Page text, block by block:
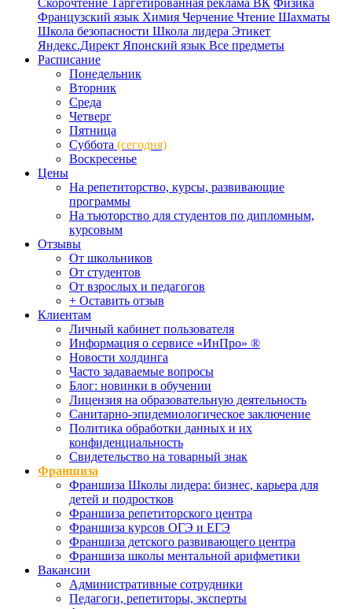
Скорочтение Таргетированная реклама ВК Физика
Французский язык Химия Черчение Чтение Шахматы
Школа безопасности Школа лидера Этикет
Яндекс.Директ Японский язык Все предметы
Расписание
Понедельник
Вторник
Среда
Четверг
Пятница
Суббота (сегодня)
Воскресенье
Цены
На репетиторство, курсы, развивающие
программы
На тьюторство для студентов по дипломным,
курсовым
Отзывы
От школьников
От студентов
От взрослых и педагогов
+ Оставить отзыв
Клиентам
Личный кабинет пользователя
Информация о сервисе «ИнПро» ®
Новости холдинга
Часто задаваемые вопросы
Блог: новинки в обучении
Лицензия на образовательную деятельность
Санитарно-эпидемиологическое заключение
Политика обработки данных и их
конфиденциальность
Свидетельство на товарный знак
Франшиза
Франшиза Школы лидера: бизнес, карьера для
детей и подростков
Франшиза репетиторского центра
Франшиза курсов ОГЭ и ЕГЭ
Франшиза детского развивающего центра
Франшиза школы ментальной арифметики
Вакансии
Административные сотрудники
Педагоги, репетиторы, эксперты